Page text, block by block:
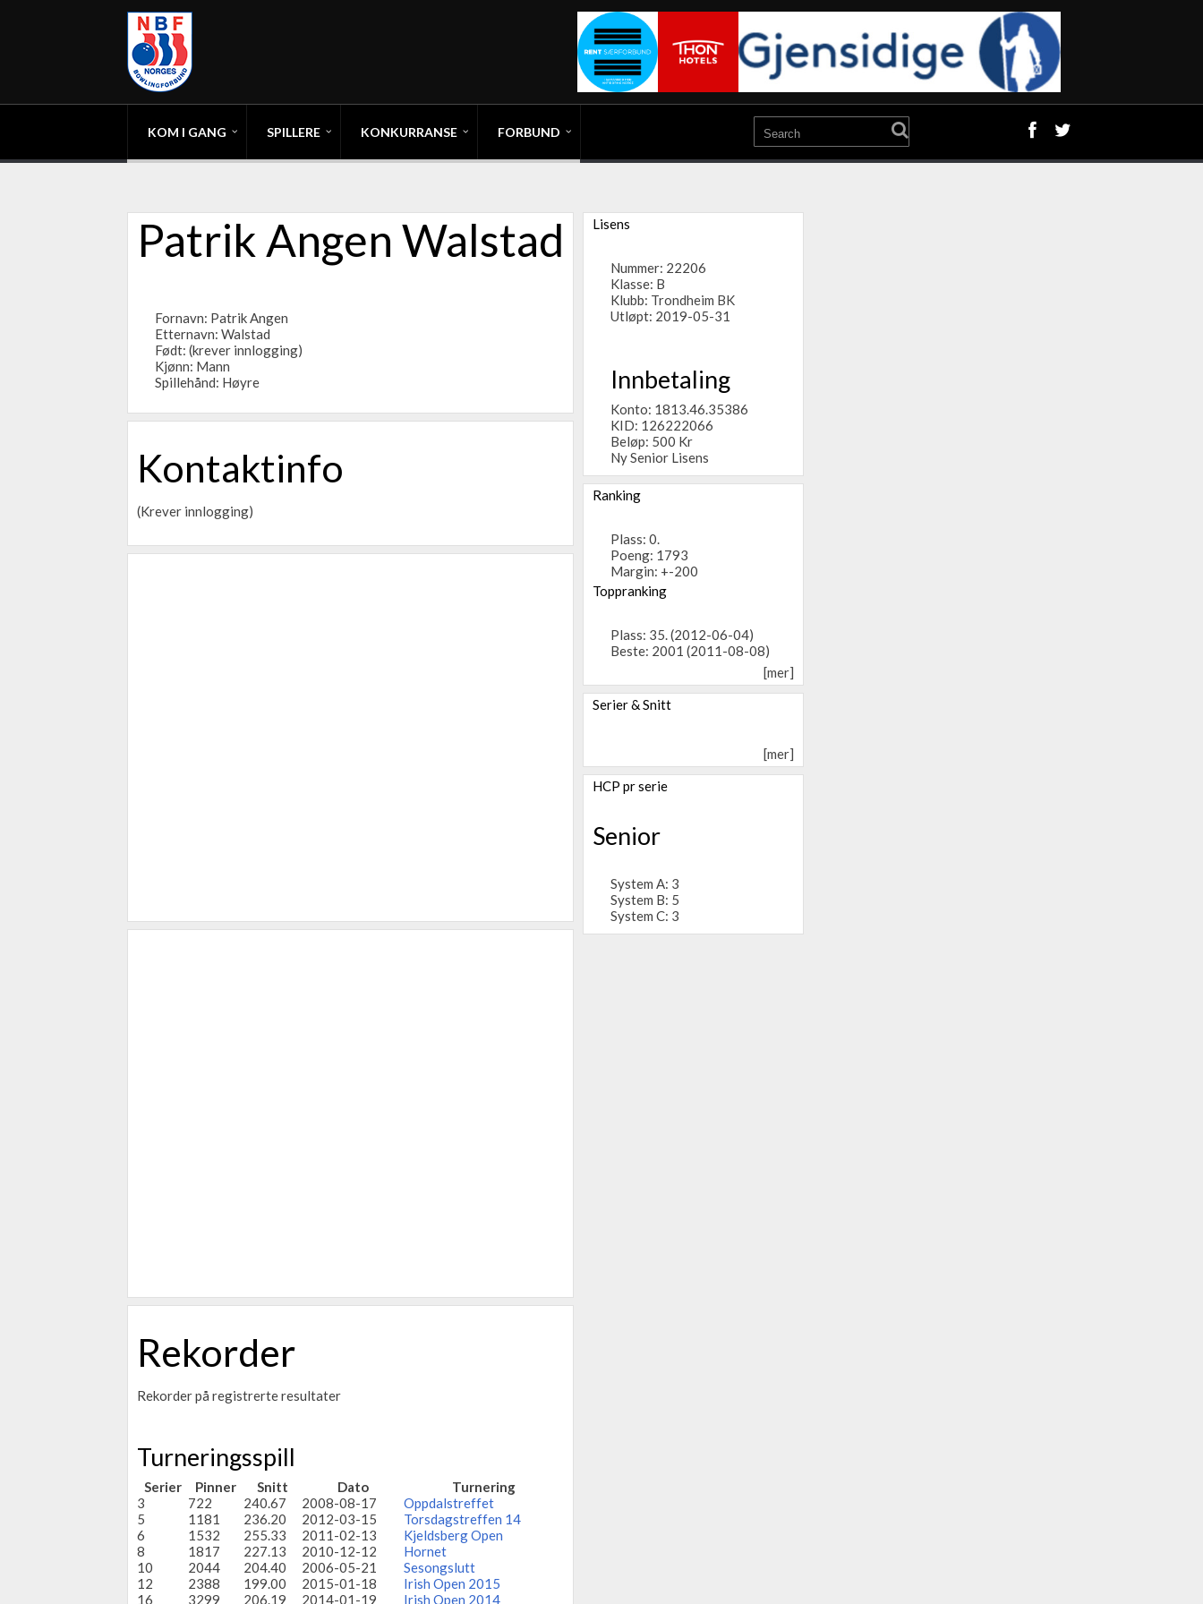
KOM I GANG SPILLERE KONKURRANSE FORBUND
Patrik Angen Walstad
Fornavn: Patrik Angen
Etternavn: Walstad
Født: (krever innlogging)
Kjønn: Mann
Spillehånd: Høyre
Kontaktinfo
(Krever innlogging)
Rekorder
Rekorder på registrerte resultater
Turneringsspill
Serier Pinner Snitt Dato
Turnering
3
722 240.67 2008-08-17
Oppdalstreffet
5
1181 236.20 2012-03-15
Torsdagstreffen 14
6
1532 255.33 2011-02-13
Kjeldsberg Open
8
1817 227.13 2010-12-12
Hornet
10
2044 204.40 2006-05-21
Sesongslutt
12
2388 199.00 2015-01-18
Irish Open 2015
16
3299 206.19 2014-01-19 Irish Open 2014
Lisens
Nummer: 22206
Klasse: B
Klubb: Trondheim BK
Utløpt: 2019-05-31
Innbetaling
Konto: 1813.46.35386
KID: 126222066
Beløp: 500 Kr
Ny Senior Lisens
Ranking
Plass: 0.
Poeng: 1793
Margin: +-200
Toppranking
Plass: 35. (2012-06-04)
Beste: 2001 (2011-08-08)
[mer]
Serier & Snitt
[mer]
HCP pr serie
Senior
System A: 3
System B: 5
System C: 3